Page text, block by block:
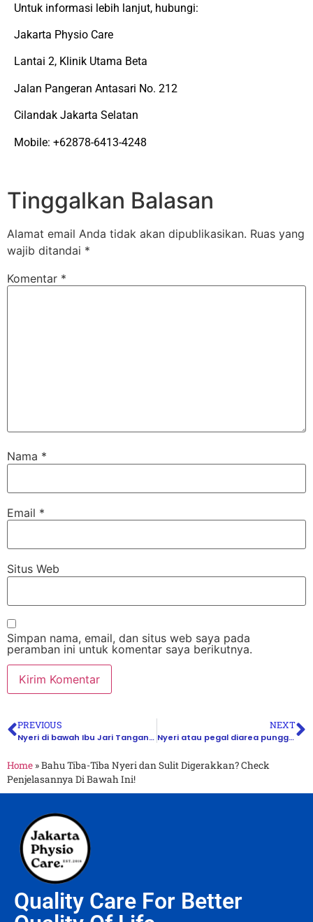
Untuk informasi lebih lanjut, hubungi:
Jakarta Physio Care
Lantai 2, Klinik Utama Beta
Jalan Pangeran Antasari No. 212
Cilandak Jakarta Selatan
Mobile: +62878-6413-4248
Tinggalkan Balasan
Alamat email Anda tidak akan dipublikasikan. Ruas yang
wajib ditandai *
Komentar *
Nama *
Email *
Situs Web
Simpan nama, email, dan situs web saya pada
peramban ini untuk komentar saya berikutnya.
PREVIOUS
Nyeri di bawah Ibu Jari Tangan dan sulit digerakkan? Kenapa ya?
NEXT
Nyeri atau pegal diarea punggung bawah?bisa jadi tanda dari Low Back Pain!berikut tanda dan gejalanya!
Home »Bahu Tiba-Tiba Nyeri dan Sulit Digerakkan? Check
Penjelasannya Di Bawah Ini!
Quality Care For Better